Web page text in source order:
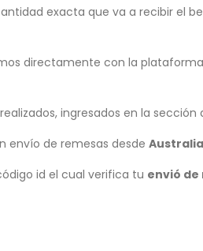
exacta que va a recibir el
directamente con la
realizados, ingresados en la sección
envío de remesas desde Australia
id el cual verifica tu envió de